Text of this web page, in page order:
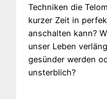
Techniken die
kurzer Zeit in
anschalten kann?
unser Leben
gesünder werden
unsterblich?